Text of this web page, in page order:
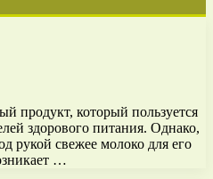
продукт, который пользуется
здорового питания. Однако,
рукой свежее молоко для его
…